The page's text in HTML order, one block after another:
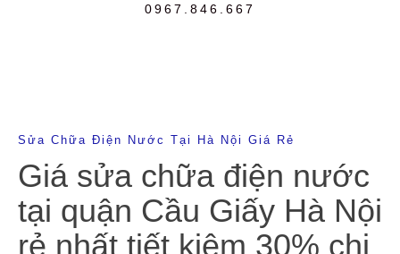
0967.846.667
Sửa Chữa Điện Nước Tại Hà Nội Giá Rẻ
Giá sửa chữa điện nước
tại quận Cầu Giấy Hà Nội
rẻ nhất tiết kiệm 30% chi